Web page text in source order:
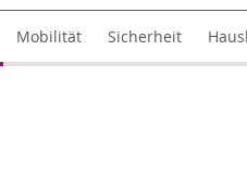
Mobilität Sicherheit